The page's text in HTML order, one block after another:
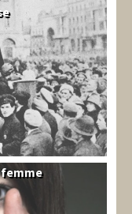
femme